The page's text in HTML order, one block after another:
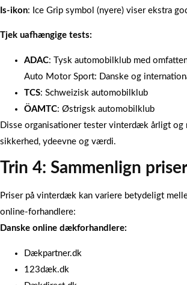
Is-ikon: Ice Grip symbol (nyere) viser ekstra
Tjek uafhængige tests:
ADAC: Tysk automobilklub med
Auto Motor Sport: Danske og
TCS: Schweizisk automobilklub
ÖAMTC: Østrigsk automobilklub
Disse organisationer tester vinterdæk årligt og
sikkerhed, ydeevne og værdi.
Trin 4: Sammenlign
Priser på vinterdæk kan variere betydeligt
online-forhandlere:
Danske online dækforhandlere:
Dækpartner.dk
123dæk.dk